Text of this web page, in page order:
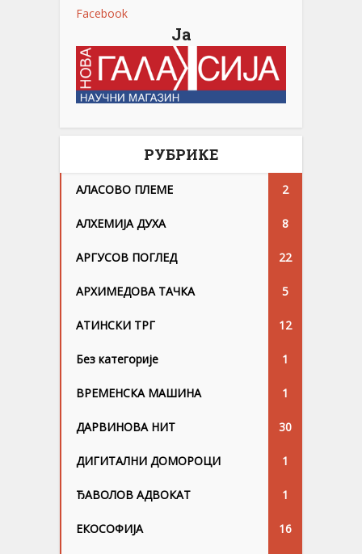
Facebook
Ја
РУБРИКЕ
АЛАСОВО ПЛЕМЕ 2
АЛХЕМИЈА ДУХА 8
АРГУСОВ ПОГЛЕД 22
АРХИМЕДОВА ТАЧКА 5
АТИНСКИ ТРГ 12
Без категорије 1
ВРЕМЕНСКА МАШИНА 1
ДАРВИНОВА НИТ 30
ДИГИТАЛНИ ДОМОРОЦИ 1
ЂАВОЛОВ АДВОКАТ 1
ЕКОСОФИЈА 16